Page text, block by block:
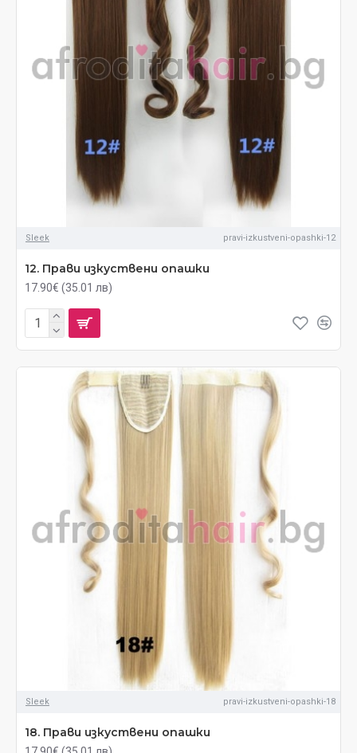
Sleek pravi-izkustveni-opashki-12
12. Прави изкуствени опашки
17.90€ (35.01 лв)
Sleek pravi-izkustveni-opashki-18
18. Прави изкуствени опашки